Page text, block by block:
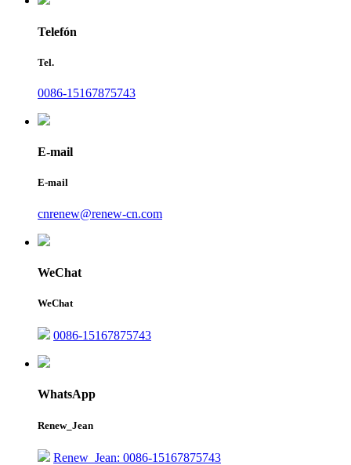
Telefón
Tel.
0086-15167875743
E-mail
E-mail
cnrenew@renew-cn.com
WeChat
WeChat
0086-15167875743
WhatsApp
Renew_Jean
Renew_Jean: 0086-15167875743